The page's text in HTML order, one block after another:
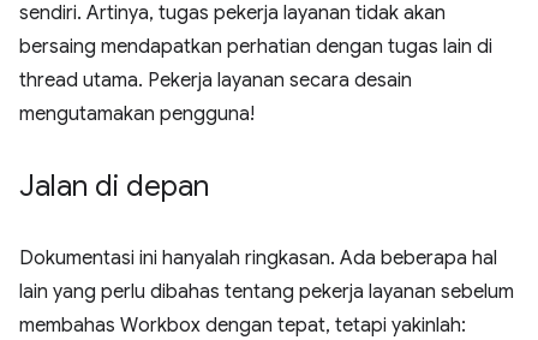
sendiri. Artinya, tugas pekerja layanan tidak akan
bersaing mendapatkan perhatian dengan tugas lain di
thread utama. Pekerja layanan secara desain
mengutamakan pengguna!
Jalan di depan
Dokumentasi ini hanyalah ringkasan. Ada beberapa hal
lain yang perlu dibahas tentang pekerja layanan sebelum
membahas Workbox dengan tepat, tetapi yakinlah: